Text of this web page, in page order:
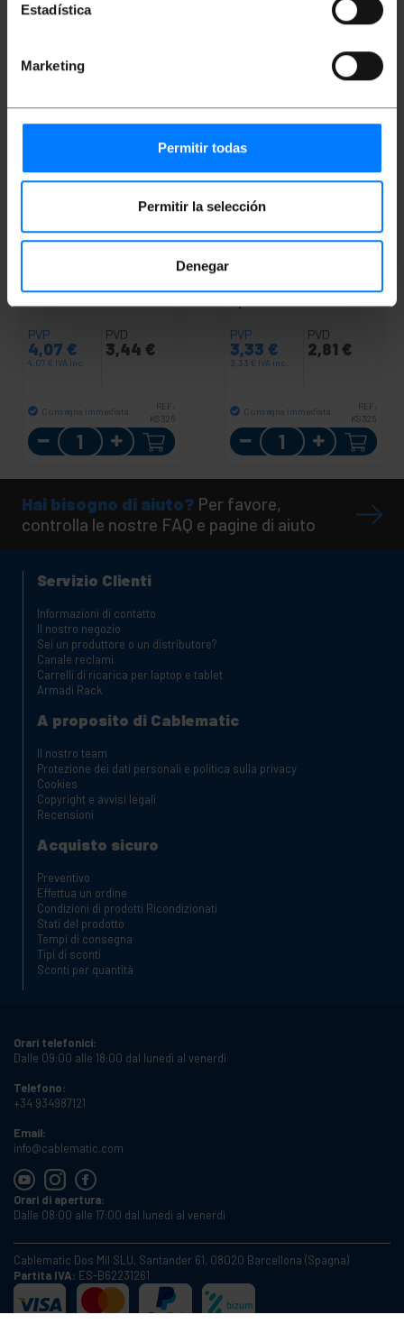
Estadística
Marketing
Permitir todas
Permitir la selección
Denegar
Consegna immediata
Quantità
KS301
bagno modello Spool
PVP
4,07 €
4,07 € IVA inc.
PVD
3,44 €
Consegna immediata
REF:
KS326
Quantità
bagno cromato modello
PVP
3,33 €
3,33 € IVA inc.
PVD
2,81 €
Consegna immediata
REF:
KS325
Quantità
Hai bisogno di aiuto? Per favore,
controlla le nostre FAQ e pagine di aiuto
Servizio Clienti
Informazioni di contatto
Il nostro negozio
Sei un produttore o un distributore?
Canale reclami
Carrelli di ricarica per laptop e tablet
Armadi Rack
A proposito di Cablematic
Il nostro team
Protezione dei dati personali e politica sulla privacy
Cookies
Copyright e avvisi legali
Recensioni
Acquisto sicuro
Preventivo
Effettua un ordine
Condizioni di prodotti Ricondizionati
Stati del prodotto
Tempi di consegna
Tipi di sconti
Sconti per quantità
Orari telefonici:
Dalle 09:00 alle 18:00 dal lunedì al venerdì
Telefono:
+34 934987121
Email:
info@cablematic.com
Orari di apertura:
Dalle 08:00 alle 17:00 dal lunedì al venerdì
Cablematic Dos Mil SLU, Santander 61, 08020 Barcellona (Spagna)
Partita IVA: ES-B62231261